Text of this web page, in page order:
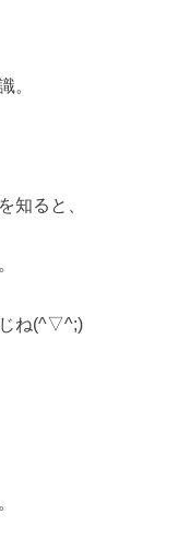
。
知ると、
ね(^▽^;)